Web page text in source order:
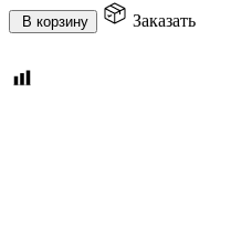
В корзину Заказать